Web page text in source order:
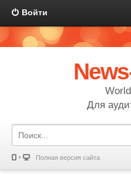
Войти
Для
Полная версия сайта